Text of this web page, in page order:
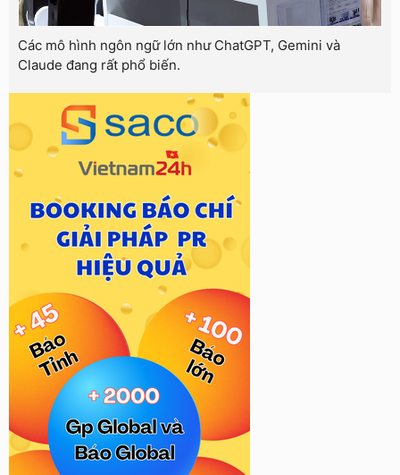
Các mô hình ngôn ngữ lớn như ChatGPT, Gemini và
Claude đang rất phổ biến.